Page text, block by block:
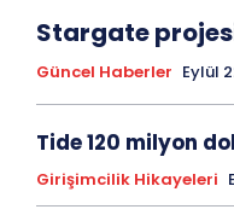
Stargate
Güncel Haberler Eylül
Tide 120 milyon
Girişimcilik Hikayeleri